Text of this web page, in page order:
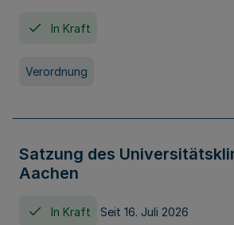
In Kraft
Verordnung
Satzung des
Aachen
In Kraft Seit 16. Juli 2026